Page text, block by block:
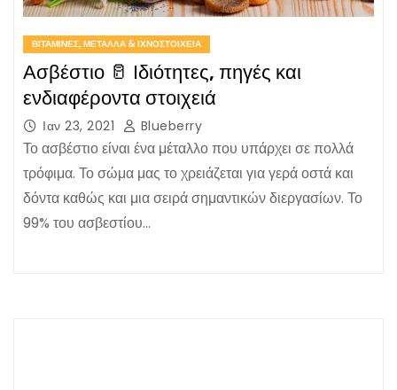
ΒΙΤΑΜΊΝΕΣ, ΜΈΤΑΛΛΑ & ΙΧΝΟΣΤΟΙΧΕΊΑ
Ασβέστιο 🥛 Ιδιότητες, πηγές και
ενδιαφέροντα στοιχειά
Ιαν 23, 2021 Blueberry
Το ασβέστιο είναι ένα μέταλλο που υπάρχει σε πολλά
τρόφιμα. Το σώμα μας το χρειάζεται για γερά οστά και
δόντα καθώς και μια σειρά σημαντικών διεργασίων. Το
99% του ασβεστίου…